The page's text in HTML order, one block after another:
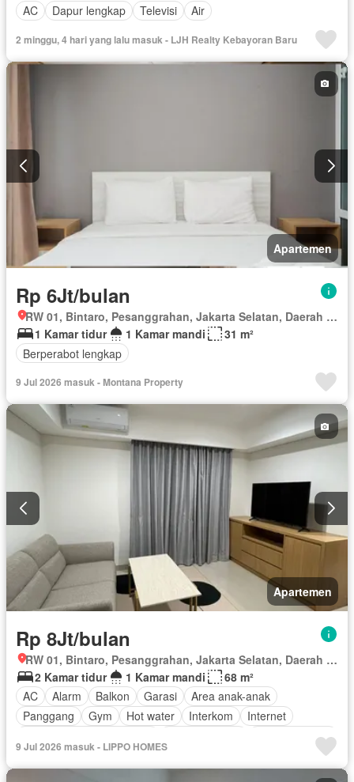
AC
Dapur lengkap Televisi Air
2 minggu, 4 hari yang lalu masuk - LJH Realty Kebayoran Baru
Apartemen
Rp 6Jt/bulan
RW 01, Bintaro, Pesanggrahan, Jakarta Selatan, Daerah Khusus Ibukota Jakarta
1 Kamar tidur
1 Kamar mandi
31 m²
Berperabot lengkap
9 Jul 2026 masuk - Montana Property
Apartemen
Rp 8Jt/bulan
RW 01, Bintaro, Pesanggrahan, Jakarta Selatan, Daerah Khusus Ibukota Jakarta
2 Kamar tidur
1 Kamar mandi
68 m²
AC
Alarm Balkon Garasi
Area anak-anak
Panggang
Gym Hot water Interkom
Internet
Secure parking
Keamanan
Kolam renang
Televisi
9 Jul 2026 masuk - LIPPO HOMES